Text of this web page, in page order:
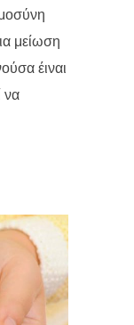
μείωση
έιναι
να